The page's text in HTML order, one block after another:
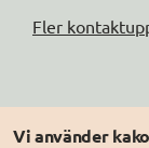
Vi använder
Fler
Följ oss